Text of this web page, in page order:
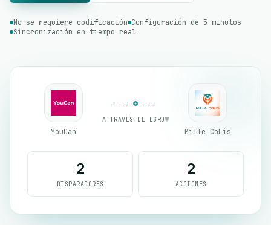
No se requiere codificación Configuración de 5 minutos
Sincronización en tiempo real
YouCan
A TRAVÉS DE EGROW
Mille CoLis
2
DISPARADORES
2
ACCIONES